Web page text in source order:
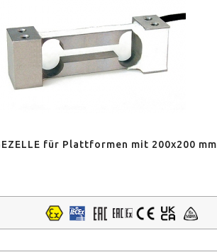
für Plattformen mit 200x200 mm